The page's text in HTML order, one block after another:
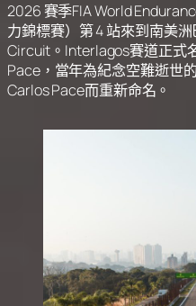
2026 賽季FIA World
力錦標賽）第 4 站來到南美
Circuit。Interlagos賽道正式
Pace，當年為紀念空難逝世
Carlos Pace而重新命名。